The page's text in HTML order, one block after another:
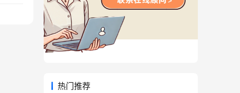
热门推荐